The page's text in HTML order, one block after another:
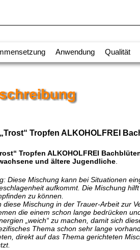
Anwendung Qualität
Tropfen ALKOHOLFREI
Tropfen ALKOHOLFREI
und ältere Jugendliche.
Diese Mischung kann bei Situationen
aufkommt. Die Mischung
zu können.
diese Mischung in der Trauer-Arbeit zur
die einem schon lange bedrücken
„weich“ zu machen, damit sich
Thema schon sehr lange
direkt auf das Thema gerichteten